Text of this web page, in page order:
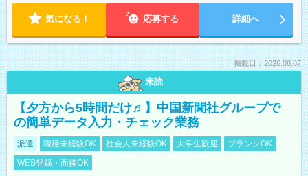
気になる！ 応募する 詳細へ
掲載日：2026.08.07
未読
【夕方から5時間だけ♬】中国新聞社グループで
の簡単データ入力・チェック業務
派遣 職種未経験OK 社会人未経験OK 大学生歓迎
ブランクOK
WEB登録・面接OK